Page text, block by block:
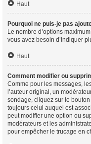
Haut
Pourquoi ne puis-je pas
Le nombre d’options
vous avez besoin d’indiquer
Haut
Comment modifier ou
Comme pour les messages,
l’auteur original, un
sondage, cliquez sur le bouton
toujours celui auquel est
peut modifier une option ou
modérateurs et les
pour empêcher le trucage en